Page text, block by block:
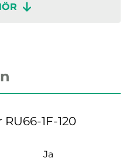
1F-120
Ja